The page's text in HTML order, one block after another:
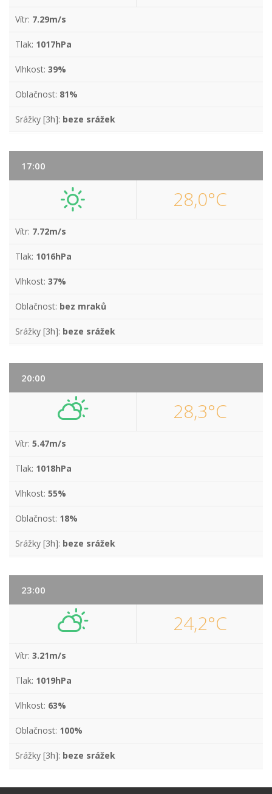
Vítr: 7.29m/s
Tlak: 1017hPa
Vlhkost: 39%
Oblačnost: 81%
Srážky [3h]: beze srážek
17:00
28,0°C
Vítr: 7.72m/s
Tlak: 1016hPa
Vlhkost: 37%
Oblačnost: bez mraků
Srážky [3h]: beze srážek
20:00
28,3°C
Vítr: 5.47m/s
Tlak: 1018hPa
Vlhkost: 55%
Oblačnost: 18%
Srážky [3h]: beze srážek
23:00
24,2°C
Vítr: 3.21m/s
Tlak: 1019hPa
Vlhkost: 63%
Oblačnost: 100%
Srážky [3h]: beze srážek